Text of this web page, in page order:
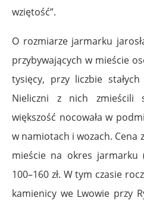
wziętość”.
O rozmiarze jarmarku
przybywających w mieście
tysięcy, przy liczbie
Nieliczni z nich zmieścili
większość nocowała w
w namiotach i wozach. Cena
mieście na okres jarmarku
100–160 zł. W tym czasie
kamienicy we Lwowie przy